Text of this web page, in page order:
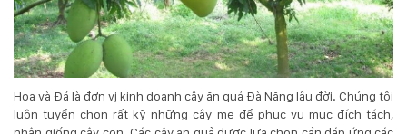
Hoa và Đá là đơn vị kinh doanh cây ăn quả Đà Nẵng lâu đời. Chúng tôi
luôn tuyển chọn rất kỹ những cây mẹ để phục vụ mục đích tách,